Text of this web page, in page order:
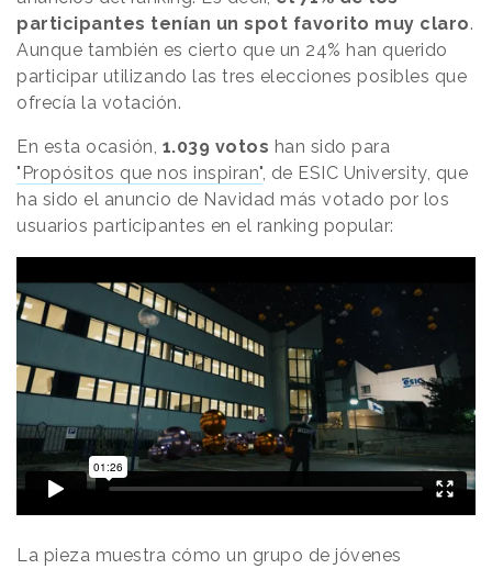
participantes tenían un spot favorito muy claro.
Aunque también es cierto que un 24% han querido
participar utilizando las tres elecciones posibles que
ofrecía la votación.
En esta ocasión, 1.039 votos han sido para
"Propósitos que nos inspiran", de ESIC University, que
ha sido el anuncio de Navidad más votado por los
usuarios participantes en el ranking popular:
La pieza muestra cómo un grupo de jóvenes